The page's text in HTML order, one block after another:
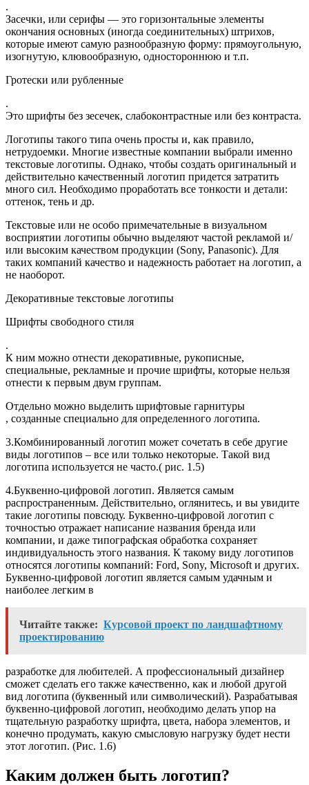
.
Засечки, или серифы — это горизонтальные элементы
окончания основных (иногда соединительных) штрихов,
которые имеют самую разнообразную форму: прямоугольную,
изогнутую, клювообразную, одностороннюю и т.п.
Гротески или рубленные
.
Это шрифты без зесечек, слабоконтрастные или без контраста.
Логотипы такого типа очень просты и, как правило,
нетрудоемки. Многие известные компании выбрали именно
текстовые логотипы. Однако, чтобы создать оригинальный и
действительно качественный логотип придется затратить
много сил. Необходимо проработать все тонкости и детали:
оттенок, тень и др.
Текстовые или не особо примечательные в визуальном
восприятии логотипы обычно выделяют частой рекламой и/
или высоким качеством продукции (Sony, Panasonic). Для
таких компаний качество и надежность работает на логотип, а
не наоборот.
Декоративные текстовые логотипы
Шрифты свободного стиля
.
К ним можно отнести декоративные, рукописные,
специальные, рекламные и прочие шрифты, которые нельзя
отнести к первым двум группам.
Отдельно можно выделить шрифтовые гарнитуры
, созданные специально для определенного логотипа.
3.Комбинированный логотип может сочетать в себе другие
виды логотипов – все или только некоторые. Такой вид
логотипа используется не часто.( рис. 1.5)
4.Буквенно-цифровой логотип. Является самым
распространенным. Действительно, оглянитесь, и вы увидите
такие логотипы повсюду. Буквенно-цифровой логотип с
точностью отражает написание названия бренда или
компании, и даже типографская обработка сохраняет
индивидуальность этого названия. К такому виду логотипов
относятся логотипы компаний: Ford, Sony, Microsoft и других.
Буквенно-цифровой логотип является самым удачным и
наиболее легким в
Читайте также: Курсовой проект по ландшафтному
проектированию
разработке для любителей. А профессиональный дизайнер
сможет сделать его также качественно, как и любой другой
вид логотипа (буквенный или символический). Разрабатывая
буквенно-цифровой логотип, необходимо делать упор на
тщательную разработку шрифта, цвета, набора элементов, и
конечно продумать, какую смысловую нагрузку будет нести
этот логотип. (Рис. 1.6)
Каким должен быть логотип?